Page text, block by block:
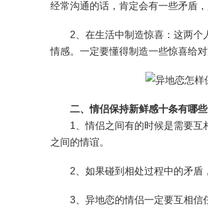
经常沟通的话，肯定会有一些矛盾
2、在生活中制造惊喜：这两个人
情感。一定要懂得制造一些惊喜给
二、情侣保持新鲜感十条有哪些
1、情侣之间有的时候是需要互相
之间的情谊。
2、如果碰到相处过程中的矛盾，
3、异地恋的情侣一定要互相信任